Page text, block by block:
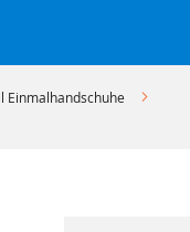
Einmalhandschuhe